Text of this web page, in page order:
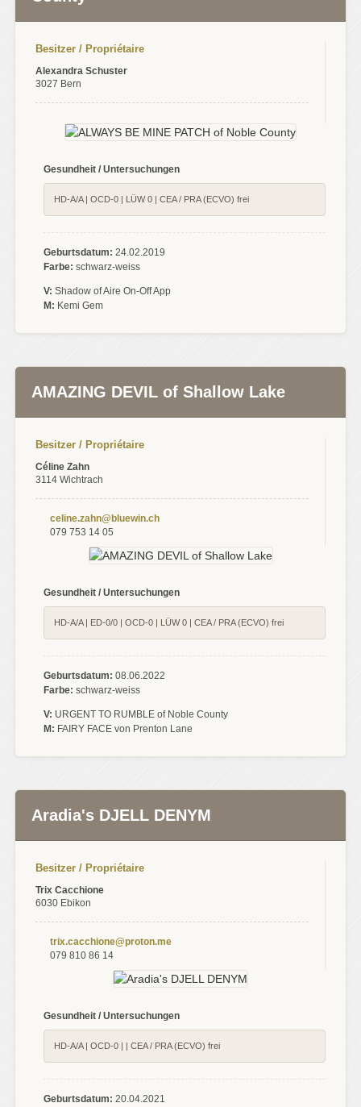
Besitzer / Propriétaire
Alexandra Schuster
3027 Bern
Gesundheit / Untersuchungen
HD-A/A | OCD-0 | LÜW 0 | CEA / PRA (ECVO) frei
Geburtsdatum: 24.02.2019
Farbe: schwarz-weiss
V: Shadow of Aire On-Off App
M: Kemi Gem
AMAZING DEVIL of Shallow Lake
Besitzer / Propriétaire
Céline Zahn
3114 Wichtrach
celine.zahn@bluewin.ch
079 753 14 05
Gesundheit / Untersuchungen
HD-A/A | ED-0/0 | OCD-0 | LÜW 0 | CEA / PRA (ECVO) frei
Geburtsdatum: 08.06.2022
Farbe: schwarz-weiss
V: URGENT TO RUMBLE of Noble County
M: FAIRY FACE von Prenton Lane
Aradia's DJELL DENYM
Besitzer / Propriétaire
Trix Cacchione
6030 Ebikon
trix.cacchione@proton.me
079 810 86 14
Gesundheit / Untersuchungen
HD-A/A | OCD-0 | | CEA / PRA (ECVO) frei
Geburtsdatum: 20.04.2021